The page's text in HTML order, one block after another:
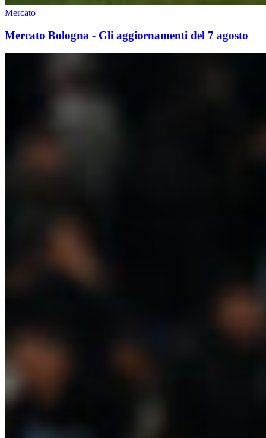
Mercato
Mercato Bologna - Gli aggiornamenti del 7 agosto